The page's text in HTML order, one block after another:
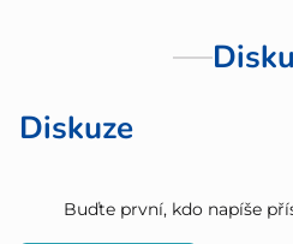
Diskuze
Buďte první, kdo napíše